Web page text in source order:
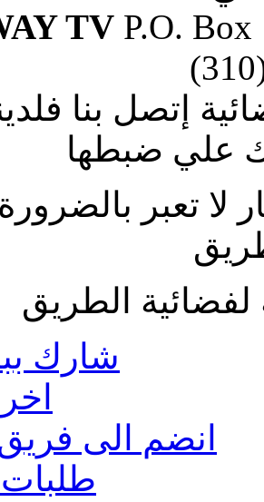
TVP.O. Box
إتصل بنا
علي ضبطها
لا تعبر
الطريق
شارك
انضم الى
طلبات